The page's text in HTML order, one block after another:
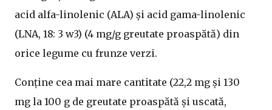
acid alfa-linolenic (ALA) și acid gama-linolenic
(LNA, 18: 3 w3) (4 mg/g greutate proaspătă) din
orice legume cu frunze verzi.
Conține cea mai mare cantitate (22,2 mg și 130
mg la 100 g de greutate proaspătă și uscată,